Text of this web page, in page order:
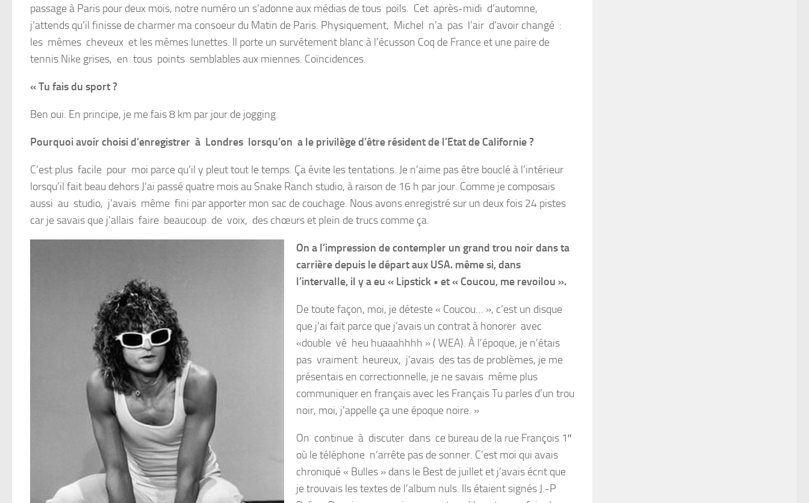
passage à Paris pour deux mois, notre numéro un s’adonne aux médias de tous poils. Cet après-midi d’automne,
j’attends qu’il finisse de charmer ma consoeur du Matin de Paris. Physiquement, Michel n’a pas l’air d’avoir changé :
les mêmes cheveux et les mêmes lunettes. Il porte un survêtement blanc à l’écusson Coq de France et une paire de
tennis Nike grises, en tous points semblables aux miennes. Coïncidences.
« Tu fais du sport ?
Ben oui. En principe, je me fais 8 km par jour de jogging.
Pourquoi avoir choisi d’enregistrer à Londres lorsqu’on a le privilège d’être résident de l’Etat de Californie ?
C’est plus facile pour moi parce qu’il y pleut tout le temps. Ça évite les tentations. Je n’aime pas être bouclé à l’intérieur
lorsqu’il fait beau dehors J’ai passé quatre mois au Snake Ranch studio, à raison de 16 h par jour. Comme je composais
aussi au studio, j’avais même fini par apporter mon sac de couchage. Nous avons enregistré sur un deux fois 24 pistes
car je savais que j’allais faire beaucoup de voix, des chœurs et plein de trucs comme ça.
On a l’impression de contempler un grand trou noir dans ta
carrière depuis le départ aux USA. même si, dans
l’intervalle, il y a eu « Lipstick • et « Coucou, me revoilou ».
De toute façon, moi, je déteste « Coucou… », c’est un disque
que j’ai fait parce que j’avais un contrat à honorer avec
«double vé heu huaaahhhh » ( WEA). À l’époque, je n’étais
pas vraiment heureux, j’avais des tas de problèmes, je me
présentais en correctionnelle, je ne savais même plus
communiquer en français avec les Français Tu parles d’un trou
noir, moi, j’appelle ça une époque noire. »
On continue à discuter dans ce bureau de la rue François 1″
où le téléphone n’arrête pas de sonner. C’est moi qui avais
chroniqué « Bulles » dans le Best de juillet et j’avais écrit que
je trouvais les textes de l’album nuls. Ils étaient signés J.-P